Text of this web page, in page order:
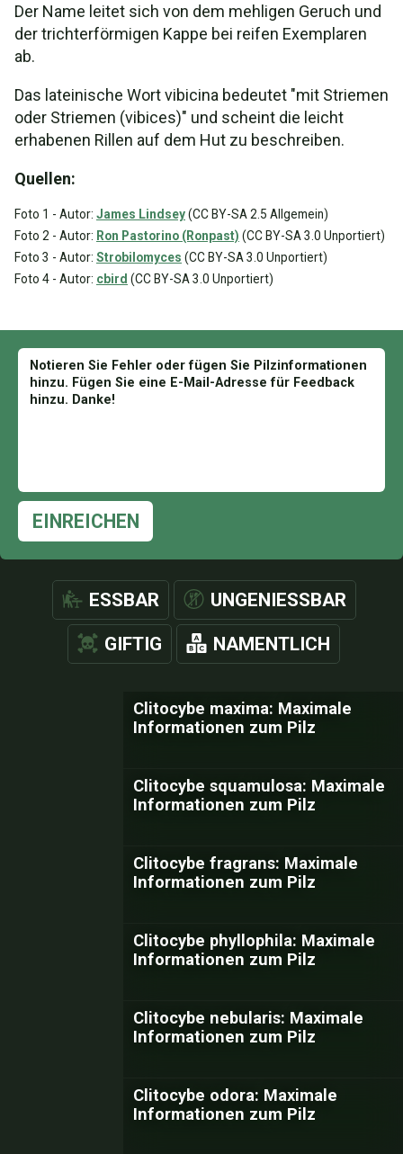
Der Name leitet sich von dem mehligen Geruch und
der trichterförmigen Kappe bei reifen Exemplaren
ab.
Das lateinische Wort vibicina bedeutet "mit Striemen
oder Striemen (vibices)" und scheint die leicht
erhabenen Rillen auf dem Hut zu beschreiben.
Quellen:
Foto 1 - Autor: James Lindsey(CC BY-SA 2.5 Allgemein)
Foto 2 - Autor: Ron Pastorino (Ronpast) (CC BY-SA 3.0 Unportiert)
Foto 3 - Autor: Strobilomyces (CC BY-SA 3.0 Unportiert)
Foto 4 - Autor: cbird (CC BY-SA 3.0 Unportiert)
EINREICHEN
ESSBAR UNGENIESSBAR
GIFTIG NAMENTLICH
Clitocybe maxima: Maximale
Informationen zum Pilz
Clitocybe squamulosa: Maximale
Informationen zum Pilz
Clitocybe fragrans: Maximale
Informationen zum Pilz
Clitocybe phyllophila: Maximale
Informationen zum Pilz
Clitocybe nebularis: Maximale
Informationen zum Pilz
Clitocybe odora: Maximale
Informationen zum Pilz